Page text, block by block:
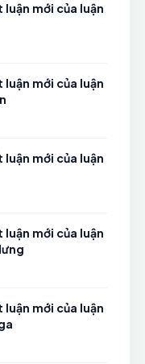
mới của luận
mới của luận
mới của luận
mới của luận
mới của luận